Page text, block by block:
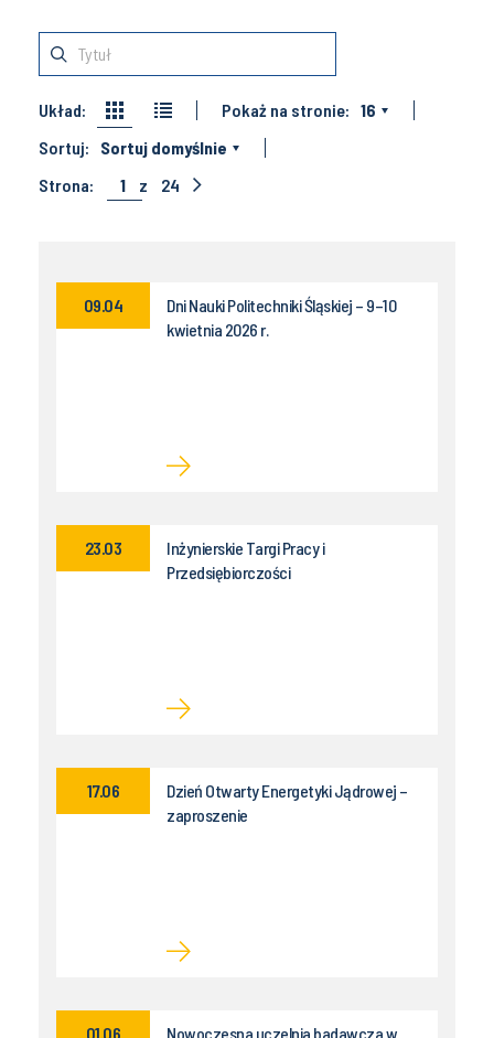
Układ: Pokaż na stronie: 16
Sortuj:
Sortuj domyślnie
Strona:
1 z 24
Dni Nauki Politechniki Śląskiej – 9–10
kwietnia 2026 r.
09.04
Inżynierskie Targi Pracy i
Przedsiębiorczości
23.03
Dzień Otwarty Energetyki Jądrowej –
zaproszenie
17.06
Nowoczesna uczelnia badawcza w
01.06